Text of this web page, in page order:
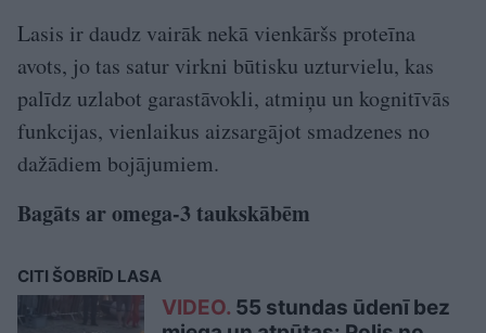
Lasis ir daudz vairāk nekā vienkāršs proteīna
avots, jo tas satur virkni būtisku uzturvielu, kas
palīdz uzlabot garastāvokli, atmiņu un kognitīvās
funkcijas, vienlaikus aizsargājot smadzenes no
dažādiem bojājumiem.
Bagāts ar omega-3 taukskābēm
CITI ŠOBRĪD LASA
VIDEO. 55 stundas ūdenī bez